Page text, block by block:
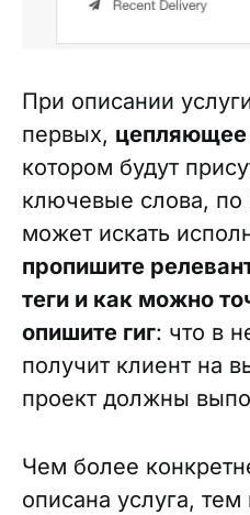
При описании
первых, цепляющее
котором будут
ключевые слова, по
может искать
пропишите
теги и как можно
опишите гиг: что в
получит клиент на
проект должны
Чем более
описана услуга,